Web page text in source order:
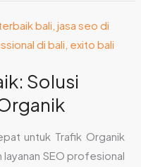
Solusi
untuk Trafik Organik
layanan SEO profesional